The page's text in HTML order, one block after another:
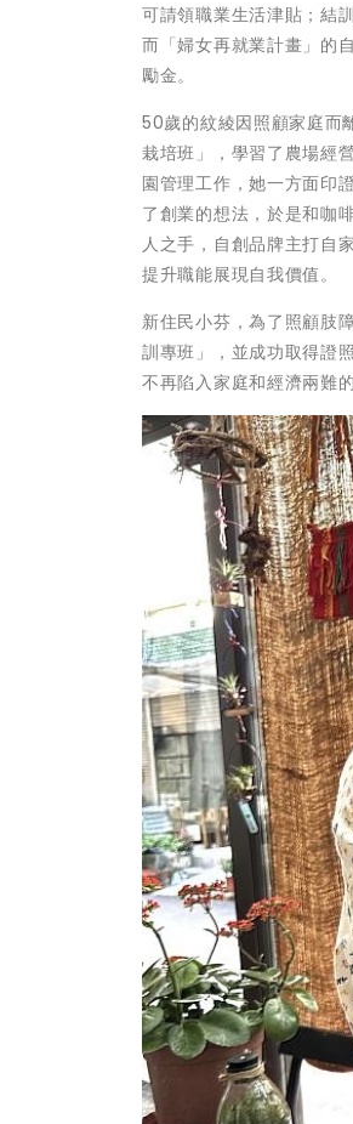
可請領職業生活津貼；結
而「婦女再就業計畫」的
勵金。
50歲的紋綾因照顧家庭而
栽培班」，學習了農場經
園管理工作，她一方面印
了創業的想法，於是和咖
人之手，自創品牌主打自
提升職能展現自我價值。
新住民小芬，為了照顧肢
訓專班」，並成功取得證
不再陷入家庭和經濟兩難